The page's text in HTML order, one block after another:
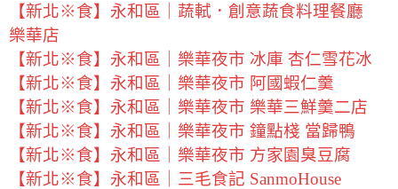
【新北※食】永和區｜蔬軾．創意蔬食料理餐廳
樂華店
【新北※食】永和區｜樂華夜市 冰庫 杏仁雪花冰
【新北※食】永和區｜樂華夜市 阿國蝦仁羹
【新北※食】永和區｜樂華夜市 樂華三鮮羹二店
【新北※食】永和區｜樂華夜市 鐘點棧 當歸鴨
【新北※食】永和區｜樂華夜市 方家園臭豆腐
【新北※食】永和區｜三毛食記 SanmoHouse